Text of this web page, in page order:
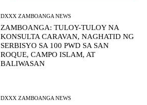
DXXX ZAMBOANGA NEWS
ZAMBOANGA: TULOY-TULOY NA
KONSULTA CARAVAN, NAGHATID NG
SERBISYO SA 100 PWD SA SAN
ROQUE, CAMPO ISLAM, AT
BALIWASAN
DXXX ZAMBOANGA NEWS